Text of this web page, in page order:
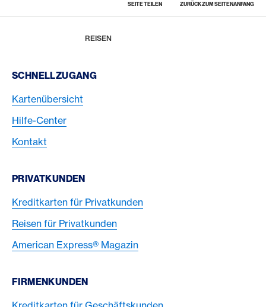
SEITE TEILEN ZURÜCK ZUM SEITENANFANG
Footer
REISEN
Footer Navigation
SCHNELLZUGANG
Kartenübersicht
Hilfe-Center
Kontakt
PRIVATKUNDEN
Kreditkarten für Privatkunden
Reisen für Privatkunden
American Express® Magazin
FIRMENKUNDEN